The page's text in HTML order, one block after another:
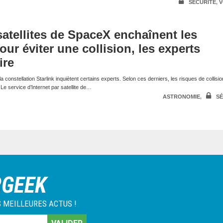
SÉCURITÉ,
de SpaceX enchaînent les
éviter une collision, les experts
constellation Starlink inquiètent certains experts. Selon ces derniers, les risques de
service d’Internet par satellite de…
ASTRONOMIE,
ACTUS !